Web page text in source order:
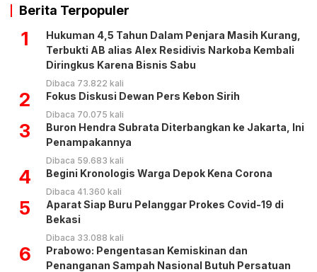
Berita Terpopuler
1
Hukuman 4,5 Tahun Dalam Penjara Masih Kurang,
Terbukti AB alias Alex Residivis Narkoba Kembali
Diringkus Karena Bisnis Sabu
Dibaca 73.822 kali
2 Fokus Diskusi Dewan Pers Kebon Sirih
Dibaca 70.075 kali
3
Buron Hendra Subrata Diterbangkan ke Jakarta, Ini
Penampakannya
Dibaca 59.683 kali
4 Begini Kronologis Warga Depok Kena Corona
Dibaca 41.360 kali
5
Aparat Siap Buru Pelanggar Prokes Covid-19 di
Bekasi
Dibaca 33.088 kali
6
Prabowo: Pengentasan Kemiskinan dan
Penanganan Sampah Nasional Butuh Persatuan